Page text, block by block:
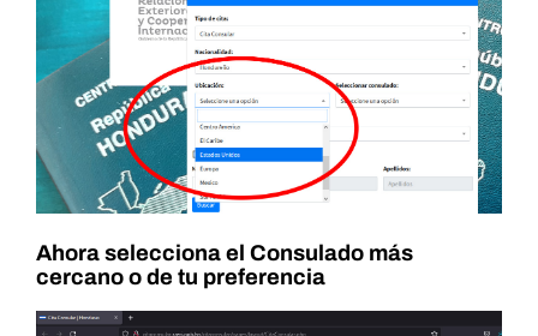
Ahora selecciona el Consulado más
cercano o de tu preferencia